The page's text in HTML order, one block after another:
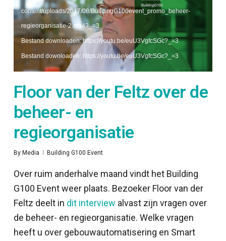
content/uploads/2017/08/BuildingG100event_promo_beheer-
regieorganisatie-2.mp4?_=3
Bestand downloaden: https://youtu.be/euU3VgfcSGc?_=3
Bestand downloaden: https://youtu.be/euU3VgfcSGc?_=3
Floor van der Feltz over de
beheer- en
regieorganisatie
By Media Building G100 Event
Over ruim anderhalve maand vindt het Building
G100 Event weer plaats. Bezoeker Floor van der
Feltz deelt in dit interview alvast zijn vragen over
de beheer- en regieorganisatie. Welke vragen
heeft u over gebouwautomatisering en Smart